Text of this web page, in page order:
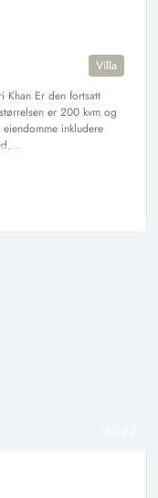
Villa
Khan Er den fortsatt
er 200 kvm og
inkludere